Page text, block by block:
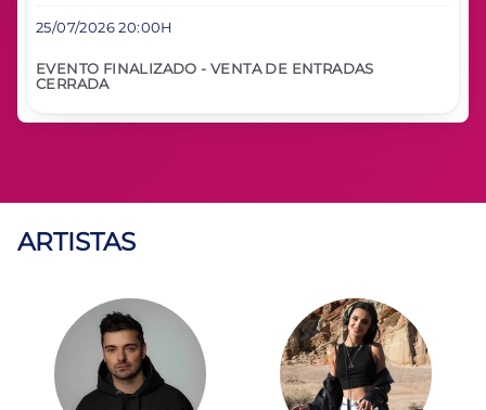
25/07/2026 20:00H
EVENTO FINALIZADO - VENTA DE ENTRADAS
CERRADA
ARTISTAS